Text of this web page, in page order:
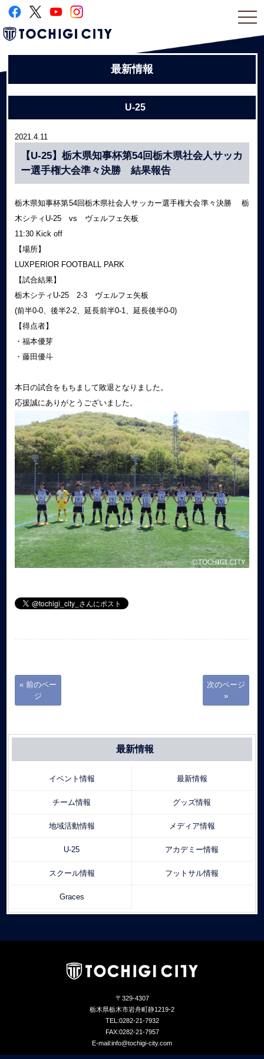
最新情報
U-25
2021.4.11
【U-25】栃木県知事杯第54回栃木県社会人サッカ
ー選手権大会準々決勝 結果報告
栃木県知事杯第54回栃木県社会人サッカー選手権大会準々決勝 栃
木シティU-25 vs ヴェルフェ矢板
11:30 Kick off
【場所】
LUXPERIOR FOOTBALL PARK
【試合結果】
栃木シティU-25 2-3 ヴェルフェ矢板
(前半0-0、後半2-2、延長前半0-1、延長後半0-0)
【得点者】
・福本優芽
・藤田優斗
本日の試合をもちまして敗退となりました。
応援誠にありがとうございました。
« 前のペー
ジ
次のページ
»
最新情報
イベント情報 最新情報
チーム情報 グッズ情報
地域活動情報 メディア情報
U-25 アカデミー情報
スクール情報 フットサル情報
Graces
〒329-4307
栃木県栃木市岩舟町静1219-2
TEL:0282-21-7932
FAX:0282-21-7957
E-mail:info@tochigi-city.com